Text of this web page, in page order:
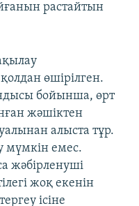
растайтын
өшірілген.
бойынша, өрт
жәшіктен
алыста тұр.
мүмкін емес.
жәбірленуші
жоқ екенін
ісіне